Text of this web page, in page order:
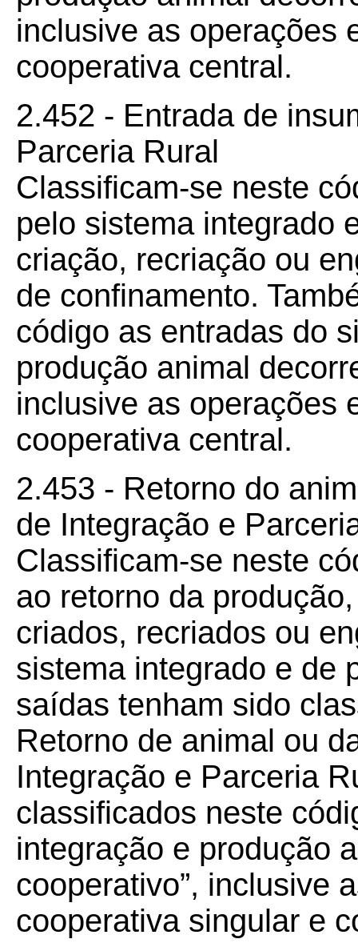
inclusive as operações
cooperativa central.
2.452 - Entrada de
Parceria Rural
Classificam-se neste
pelo sistema integrado
criação, recriação ou
de confinamento.
código as entradas do
produção animal
inclusive as operações
cooperativa central.
2.453 - Retorno do
de Integração e
Classificam-se neste
ao retorno da
criados, recriados ou
sistema integrado e de
saídas tenham sido
Retorno de animal ou
Integração e Parceria
classificados neste
integração e produção
cooperativo”, inclusive
cooperativa singular e